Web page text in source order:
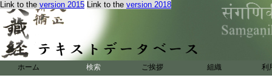
Link to the version 2015 Link to the version 2018
ホーム 検索 ご挨拶 組織 利
經。是普賢歎佛身
衆入佛之地十不可
五如是等一切法已
乘佛神力説佛智業
六明普賢説頌。重